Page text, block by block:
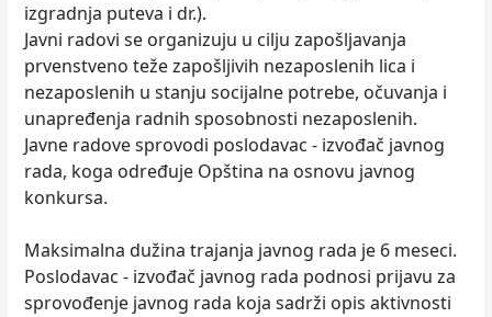
izgradnja puteva i dr.).
Javni radovi se organizuju u cilju zapošljavanja
prvenstveno teže zapošljivih nezaposlenih lica i
nezaposlenih u stanju socijalne potrebe, očuvanja i
unapređenja radnih sposobnosti nezaposlenih.
Javne radove sprovodi poslodavac - izvođač javnog
rada, koga određuje Opština na osnovu javnog
konkursa.
Maksimalna dužina trajanja javnog rada je 6 meseci.
Poslodavac - izvođač javnog rada podnosi prijavu za
sprovođenje javnog rada koja sadrži opis aktivnosti